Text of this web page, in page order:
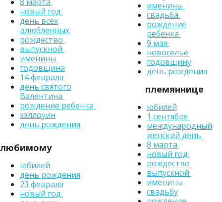
новый год
день всех
влюбленных
рождество
выпускной
именины
годовщина
14 февраля
день святого
Валентина
рождение ребенка
хэллоуин
день рождения
любимому
юбилей
день рождения
23 февраля
новый год
именины
свадьба
рождение
ребенка
9 мая
новоселье
годовщину
день рождения
племяннице
юбилей
1 сентября
международный
женский день
8 марта
новый год
рождество
выпускной
именины
свадьбу